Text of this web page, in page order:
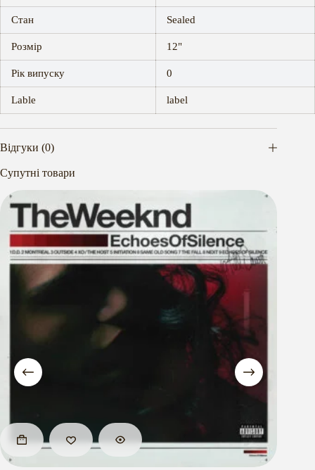
Стан Sealed
Розмір 12"
Рік випуску 0
Lable label
Відгуки (0)
Супутні товари